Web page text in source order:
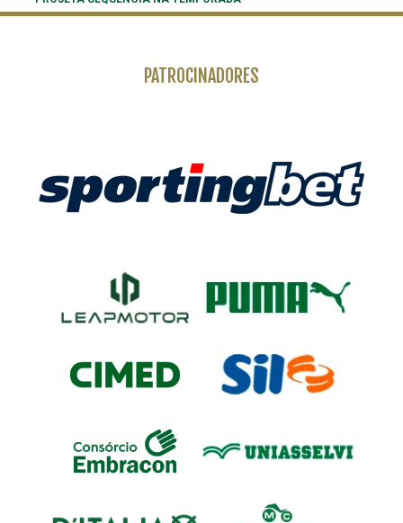
PATROCINADORES